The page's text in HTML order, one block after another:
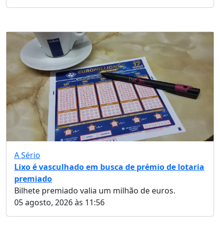
A Sério
Lixo é vasculhado em busca de prémio de lotaria
premiado
Bilhete premiado valia um milhão de euros.
05 agosto, 2026 às 11:56